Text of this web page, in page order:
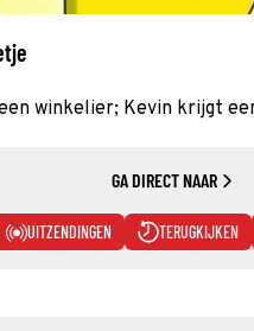
winkelier; Kevin krijgt
GA DIRECT NAAR
UITZENDINGEN TERUGKIJKEN